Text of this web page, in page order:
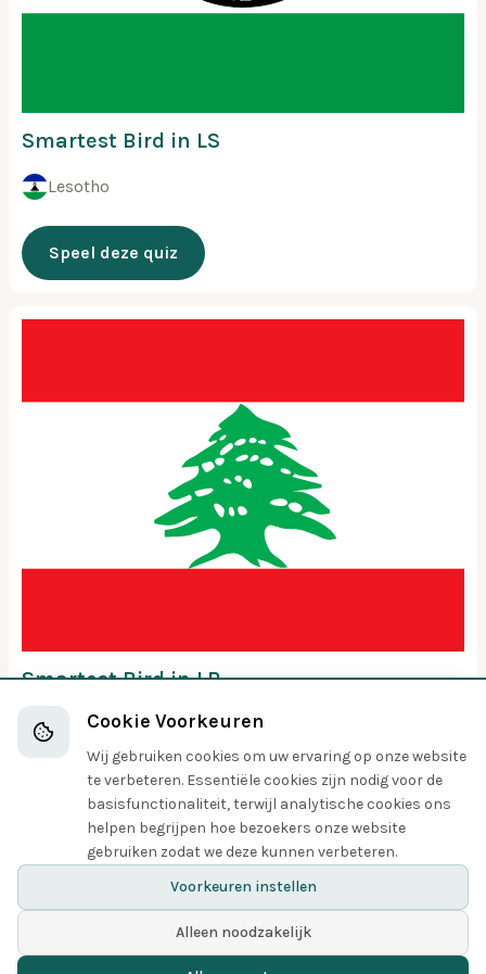
Smartest Bird in LS
Lesotho
Speel deze quiz
Smartest Bird in LB
Libanon
Speel deze quiz
Cookie Voorkeuren
Wij gebruiken cookies om uw ervaring op onze website
te verbeteren. Essentiële cookies zijn nodig voor de
basisfunctionaliteit, terwijl analytische cookies ons
helpen begrijpen hoe bezoekers onze website
gebruiken zodat we deze kunnen verbeteren.
Voorkeuren instellen
Alleen noodzakelijk